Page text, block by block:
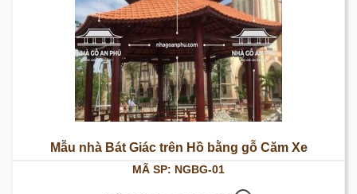
Mẫu nhà Bát Giác trên Hồ bằng gỗ Căm Xe
MÃ SP: NGBG-01